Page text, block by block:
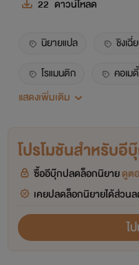
22 ดาวน์โหลด
นิยายแปล ชิงเฉี่
โรแมนติก
คอเมดี้
อิ๋งจื่อจิน
แสดงเพิ่มเติม
โปรโมชันสำหรับอี
ซื้ออีบุ๊กปลดล็อกนิยายดูต
เคยปลดล็อกนิยายได้ส่วน
ไ